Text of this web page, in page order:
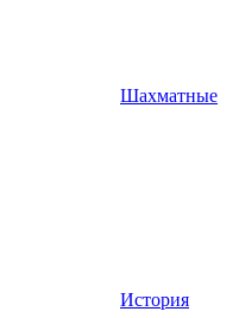
Шахматные
История